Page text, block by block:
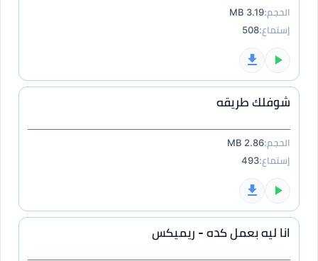
الحجم:3.19 MB
إستماع:508
شوفلك طريقه
الحجم:2.86 MB
إستماع:493
انا ليه بعمل كده - ريميكس